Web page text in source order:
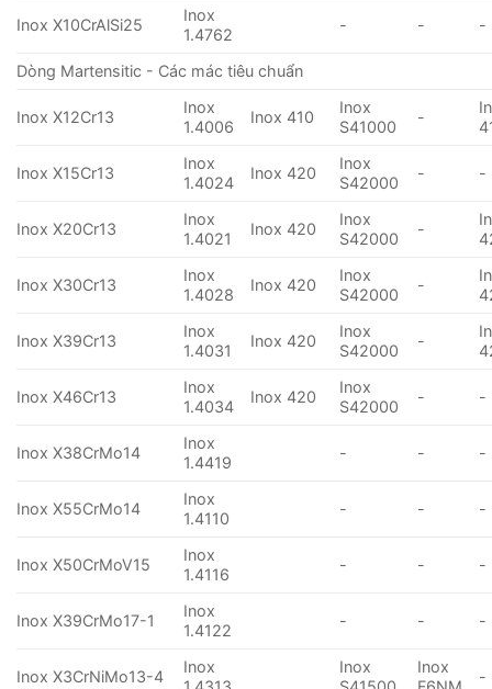
Inox X10CrAlSi25
Inox
1.4762
- - -
Dòng Martensitic - Các mác tiêu chuẩn
Inox X12Cr13
Inox
1.4006
Inox 410
Inox
S41000
-
Inox X15Cr13
Inox
1.4024
Inox 420
Inox
S42000
- -
Inox X20Cr13
Inox
1.4021
Inox 420
Inox
S42000
-
Inox X30Cr13
Inox
1.4028
Inox 420
Inox
S42000
-
Inox X39Cr13
Inox
1.4031
Inox 420
Inox
S42000
-
Inox X46Cr13
Inox
1.4034
Inox 420
Inox
S42000
- -
Inox X38CrMo14
Inox
1.4419
- - -
Inox X55CrMo14
Inox
1.4110
- - -
Inox X50CrMoV15
Inox
1.4116
- - -
Inox X39CrMo17-1
Inox
1.4122
- - -
Inox X3CrNiMo13-4
Inox
Inox
Inox
-